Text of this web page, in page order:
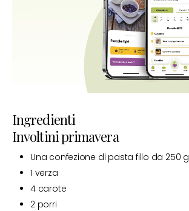
Ingredienti
Involtini primavera
Una confezione di pasta fillo da 250 g
1 verza
4 carote
2 porri